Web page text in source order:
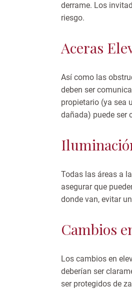
derrame. Los
riesgo.
Aceras
Así como las
deben ser
propietario (ya sea
dañada) puede ser
Todas las áreas a
asegurar que
donde van, evitar
Cambios
Los cambios en
deberían ser
ser protegidos de